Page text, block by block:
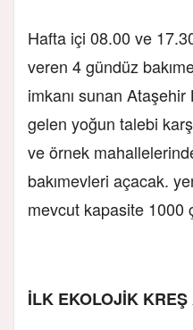
Hafta içi 08.00 ve
veren 4 gündüz
imkanı sunan
gelen yoğun talebi
ve örnek
bakımevleri açacak.
mevcut kapasite 1000
İLK EKOLOJİK KREŞ